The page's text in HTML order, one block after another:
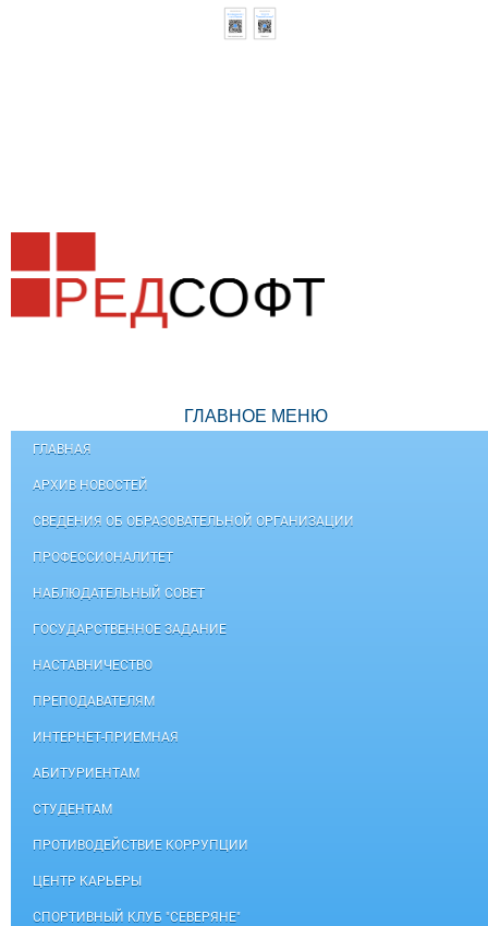
ГЛАВНОЕ МЕНЮ
ГЛАВНАЯ
АРХИВ НОВОСТЕЙ
СВЕДЕНИЯ ОБ ОБРАЗОВАТЕЛЬНОЙ ОРГАНИЗАЦИИ
ПРОФЕССИОНАЛИТЕТ
НАБЛЮДАТЕЛЬНЫЙ СОВЕТ
ГОСУДАРСТВЕННОЕ ЗАДАНИЕ
НАСТАВНИЧЕСТВО
ПРЕПОДАВАТЕЛЯМ
ИНТЕРНЕТ-ПРИЕМНАЯ
АБИТУРИЕНТАМ
СТУДЕНТАМ
ПРОТИВОДЕЙСТВИЕ КОРРУПЦИИ
ЦЕНТР КАРЬЕРЫ
СПОРТИВНЫЙ КЛУБ "СЕВЕРЯНЕ"